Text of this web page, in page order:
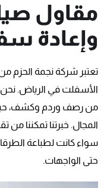
مقاول
وإعادة
تعتبر شركة نجمة الحزم
الأسفلت في الرياض.
من رصف وردم وكشف،
المجال. خبرتنا تمكننا من
سواء كانت لطباعة
حتى الواجهات.